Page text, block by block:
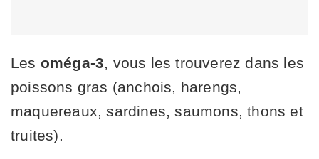
Les oméga-3 , vous les trouverez dans les
poissons gras (anchois, harengs,
maquereaux, sardines, saumons, thons et
truites).